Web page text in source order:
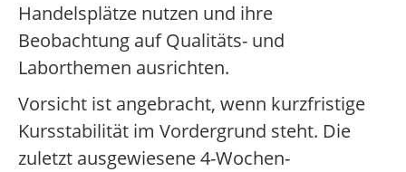
Handelsplätze nutzen und ihre
Beobachtung auf Qualitäts- und
Laborthemen ausrichten.
Vorsicht ist angebracht, wenn kurzfristige
Kursstabilität im Vordergrund steht. Die
zuletzt ausgewiesene 4-Wochen-